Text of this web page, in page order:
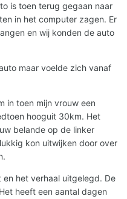
is toen terug gegaan naar
in het computer zagen. Er
en wij konden de auto
maar voelde zich vanaf
in toen mijn vrouw een
hooguit 30km. Het
belande op de linker
kon uitwijken door over
het verhaal uitgelegd. De
heeft een aantal dagen